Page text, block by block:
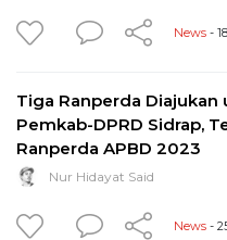
News -
Tiga Ranperda Diajukan
Pemkab-DPRD Sidrap,
Ranperda APBD 2023
Nur Hidayat Said
News -